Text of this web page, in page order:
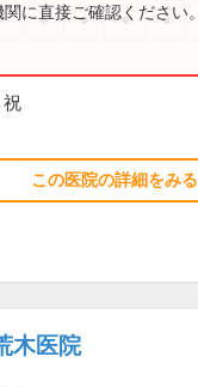
● ● ● ●
に直接ご確認ください。
祝
この医院の詳細をみる
木医院